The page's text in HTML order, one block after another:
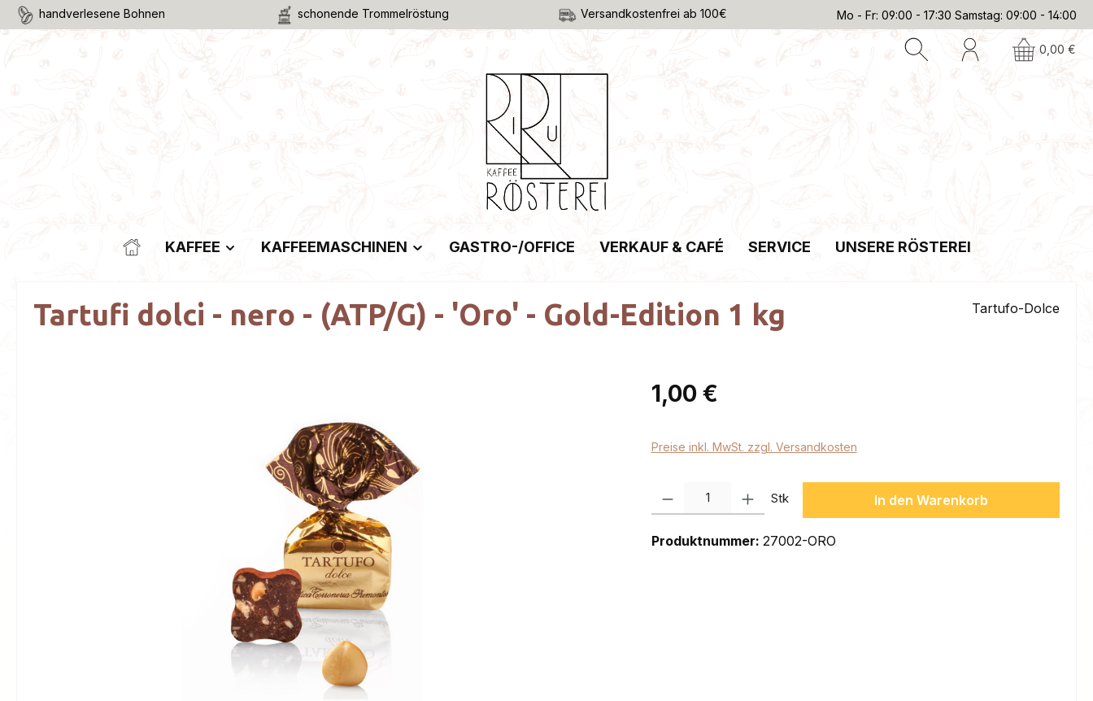
Hauptinhalt springen
Zur Suche springen
Zur Hauptnavigation springen
handverlesene Bohnen schonende Trommelröstung Versandkostenfrei ab 100€ Mo - Fr: 09:00 - 17:30 Samstag: 09:00 - 14:00
0,00 €
KAFFEE KAFFEEMASCHINEN GASTRO-/OFFICE VERKAUF & CAFÉ SERVICE UNSERE RÖSTEREI
Tartufi dolci - nero - (ATP/G) - 'Oro' - Gold-Edition 1 kg Tartufo-Dolce
Regulärer Preis:
1,00 €
Preise inkl. MwSt. zzgl. Versandkosten
Produkt Anzahl: Gib den gewünschten Wert ein oder benutze die Schaltflächen
Stk In den Warenkorb
Produktnummer: 27002-ORO